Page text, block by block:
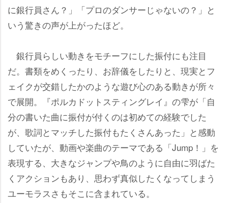
に銀行員さん？」「プロのダンサーじゃないの？」と
いう驚きの声が上がったほど。
銀行員らしい動きをモチーフにした振付にも注目
だ。書類をめくったり、お辞儀をしたりと、現実とフ
ェイクが交錯したかのような遊び心のある動きが所々
で展開。『ポルカドットスティングレイ』の雫が「自
分の書いた曲に振付が付くのは初めての経験でした
が、歌詞とマッチした振付もたくさんあった」と感動
していたが、動画や楽曲のテーマである「Jump！」を
表現する、大きなジャンプや鳥のように自由に羽ばた
くアクションもあり、思わず真似したくなってしまう
ユーモラスさもそこに含まれている。